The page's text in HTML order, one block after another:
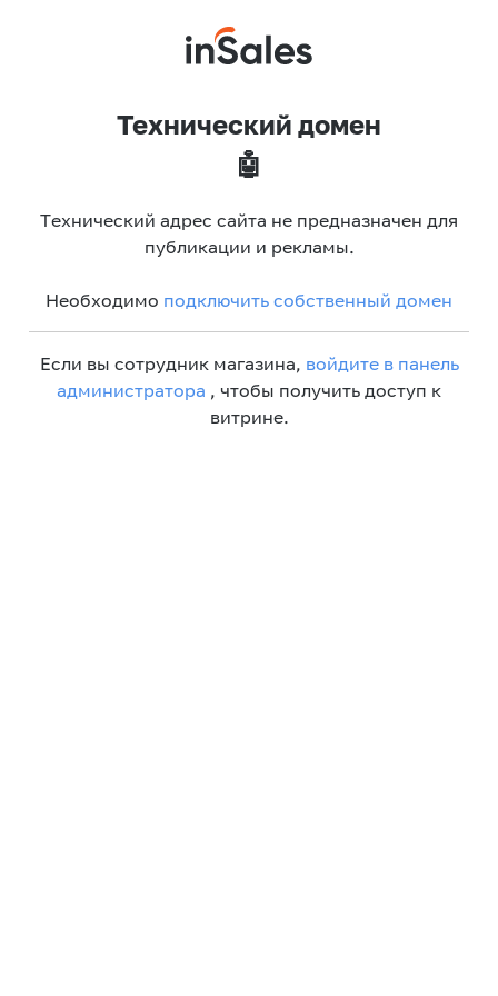
Технический домен
🤖
Технический адрес сайта не предназначен для
публикации и рекламы.
Необходимо подключить собственный домен
Если вы сотрудник магазина, войдите в панель
администратора , чтобы получить доступ к
витрине.